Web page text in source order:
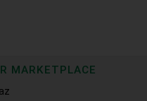
MARKETPLACE